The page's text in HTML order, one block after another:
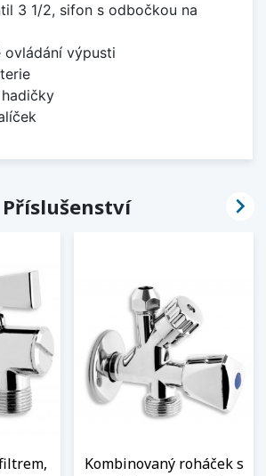
3 1/2, sifon s odbočkou na
ovládání výpusti
Příslušenství
Kombinovaný roháček s
